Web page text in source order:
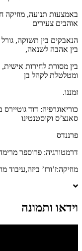
תנועה, מוזיקה
צעירים
בין תשוקה,
אהבה לשנאה,
מסורת לחירות אישית,
לקהל בן
דוד גוטיירס
וקוסטנטינו
פרוספר מרימה
ביזה,עיבוד
ותמונה